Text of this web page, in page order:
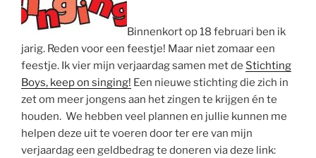
Binnenkort op 18 februari ben ik
jarig. Reden voor een feestje! Maar niet zomaar een
feestje. Ik vier mijn verjaardag samen met de Stichting
Boys, keep on singing! Een nieuwe stichting die zich in
zet om meer jongens aan het zingen te krijgen én te
houden. We hebben veel plannen en jullie kunnen me
helpen deze uit te voeren door ter ere van mijn
verjaardag een geldbedrag te doneren via deze link: